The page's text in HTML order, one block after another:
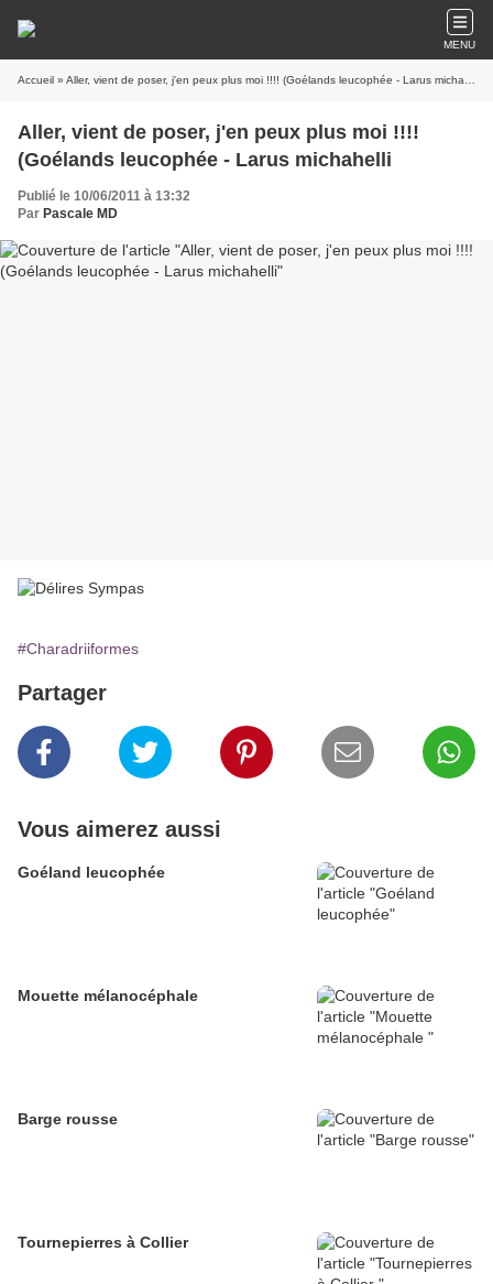
MENU
Accueil » Aller, vient de poser, j'en peux plus moi !!!! (Goélands leucophée - Larus michahelli
Aller, vient de poser, j'en peux plus moi !!!!
(Goélands leucophée - Larus michahelli
Publié le 10/06/2011 à 13:32
Par Pascale MD
#Charadriiformes
Partager
Vous aimerez aussi
Goéland leucophée
Mouette mélanocéphale
Barge rousse
Tournepierres à Collier